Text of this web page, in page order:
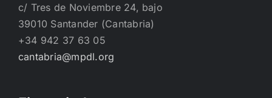
c/ Tres de Noviembre 24, bajo
39010 Santander (Cantabria)
+34 942 37 63 05
cantabria@mpdl.org